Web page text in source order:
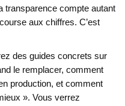
transparence compte autant
aux chiffres. C’est
des guides concrets sur
le remplacer, comment
production, et comment
». Vous verrez